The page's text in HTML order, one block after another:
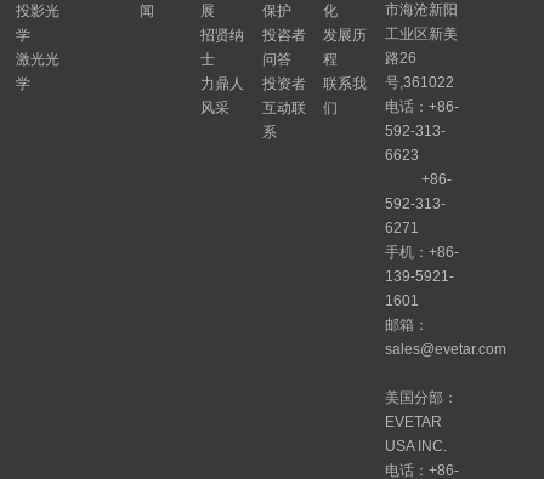
投影光
学
激光光
学
闻
展
招贤纳
士
力鼎人
风采
保护
投咨者
问答
投资者
互动联
系
化
发展历
程
联系我
们
市海沧新阳
工业区新美
路26
号,361022
电话：+86-
592-313-
6623
+86-
592-313-
6271
手机：+86-
139-5921-
1601
邮箱：
sales@evetar.com
美国分部：
EVETAR
USA INC.
电话：+86-